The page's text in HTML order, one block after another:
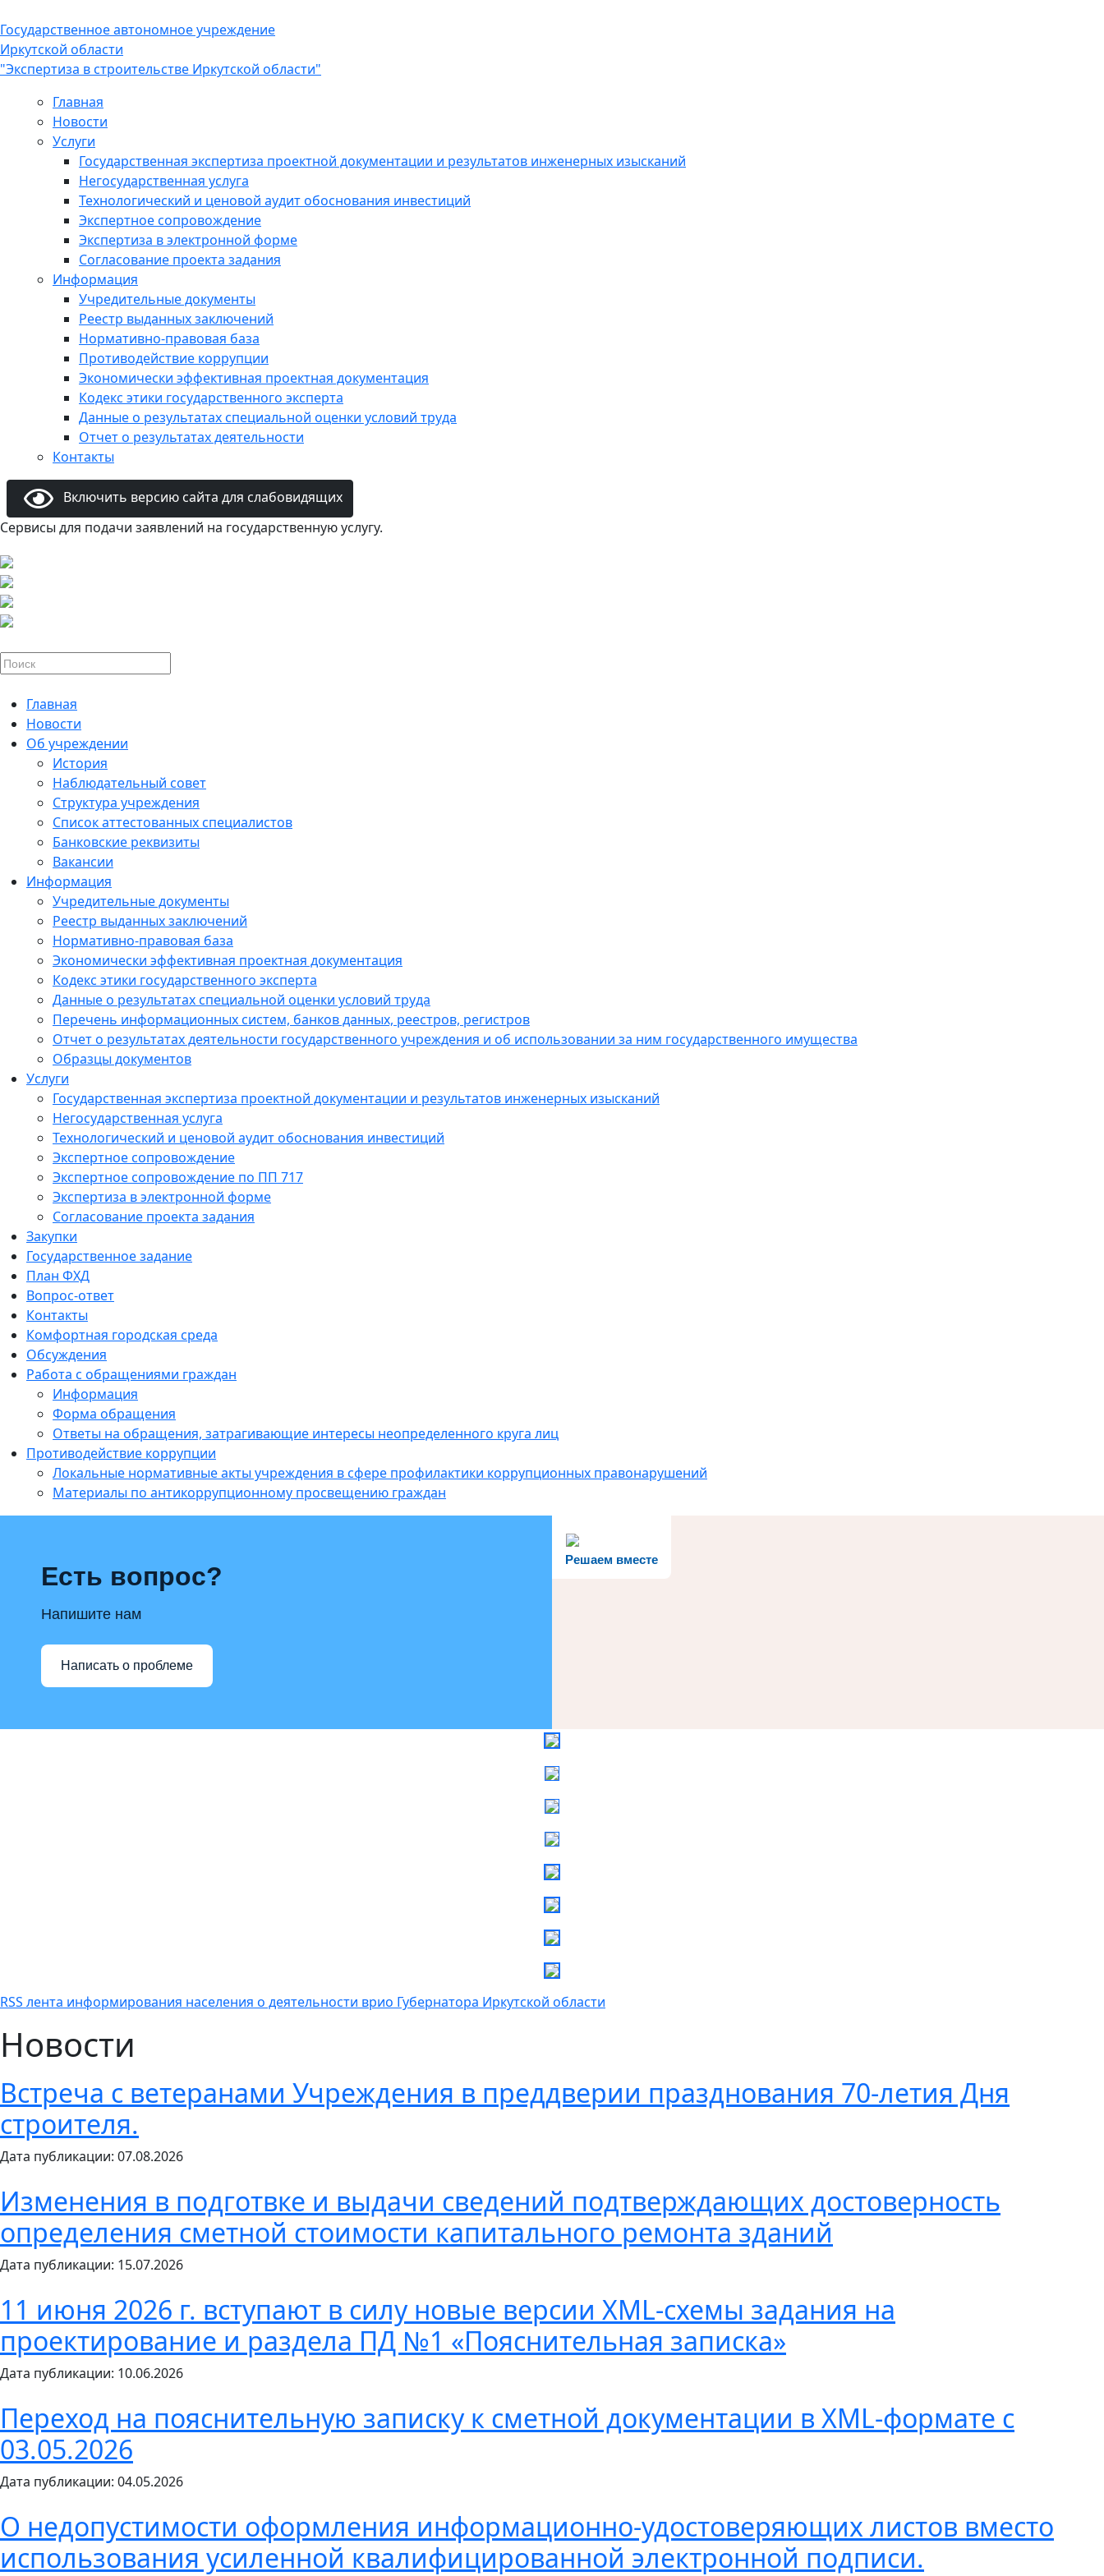
Государственное автономное учреждение
Иркутской области
"Экспертиза в строительстве Иркутской области"
Главная
Новости
Услуги
Государственная экспертиза проектной документации и результатов инженерных изысканий
Негосударственная услуга
Технологический и ценовой аудит обоснования инвестиций
Экспертное сопровождение
Экспертиза в электронной форме
Согласование проекта задания
Информация
Учредительные документы
Реестр выданных заключений
Нормативно-правовая база
Противодействие коррупции
Экономически эффективная проектная документация
Кодекс этики государственного эксперта
Данные о результатах специальной оценки условий труда
Отчет о результатах деятельности
Контакты
Включить версию сайта для слабовидящих
Сервисы для подачи заявлений на государственную услугу.
Главная
Новости
Об учреждении
История
Наблюдательный совет
Структура учреждения
Список аттестованных специалистов
Банковские реквизиты
Вакансии
Информация
Учредительные документы
Реестр выданных заключений
Нормативно-правовая база
Экономически эффективная проектная документация
Кодекс этики государственного эксперта
Данные о результатах специальной оценки условий труда
Перечень информационных систем, банков данных, реестров, регистров
Отчет о результатах деятельности государственного учреждения и об использовании за ним государственного имущества
Образцы документов
Услуги
Государственная экспертиза проектной документации и результатов инженерных изысканий
Негосударственная услуга
Технологический и ценовой аудит обоснования инвестиций
Экспертное сопровождение
Экспертное сопровождение по ПП 717
Экспертиза в электронной форме
Согласование проекта задания
Закупки
Государственное задание
План ФХД
Вопрос-ответ
Контакты
Комфортная городская среда
Обсуждения
Работа с обращениями граждан
Информация
Форма обращения
Ответы на обращения, затрагивающие интересы неопределенного круга лиц
Противодействие коррупции
Локальные нормативные акты учреждения в сфере профилактики коррупционных правонарушений
Материалы по антикоррупционному просвещению граждан
Решаем вместе
Есть вопрос?
Напишите нам
Написать о проблеме
RSS лента информирования населения о деятельности врио Губернатора Иркутской области
Новости
Встреча с ветеранами Учреждения в преддверии празднования 70-летия Дня
строителя.
Дата публикации: 07.08.2026
Изменения в подготвке и выдачи сведений подтверждающих достоверность
определения сметной стоимости капитального ремонта зданий
Дата публикации: 15.07.2026
11 июня 2026 г. вступают в силу новые версии XML-схемы задания на
проектирование и раздела ПД №1 «Пояснительная записка»
Дата публикации: 10.06.2026
Переход на пояснительную записку к сметной документации в XML-формате с
03.05.2026
Дата публикации: 04.05.2026
О недопустимости оформления информационно-удостоверяющих листов вместо
использования усиленной квалифицированной электронной подписи.